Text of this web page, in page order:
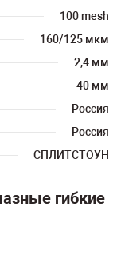
100 mesh
160/125 мкм
2,4 мм
40 мм
Россия
Россия
СПЛИТСТОУН
гибкие